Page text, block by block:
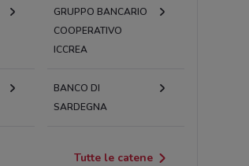
GRUPPO BANCARIO
COOPERATIVO
ICCREA
BANCO DI
SARDEGNA
Tutte le catene